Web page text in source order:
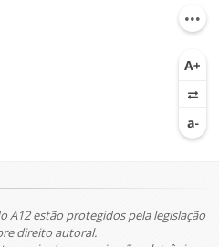
A12 estão protegidos pela legislação
direito autoral.